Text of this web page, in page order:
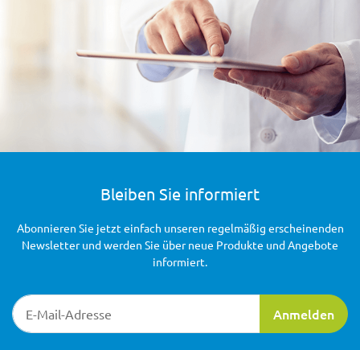
Bleiben Sie informiert
Newsletter-Registrierung
Anmelden
Abonnieren Sie jetzt einfach unseren regelmäßig erscheinenden
Newsletter und werden Sie über neue Produkte und Angebote
informiert.